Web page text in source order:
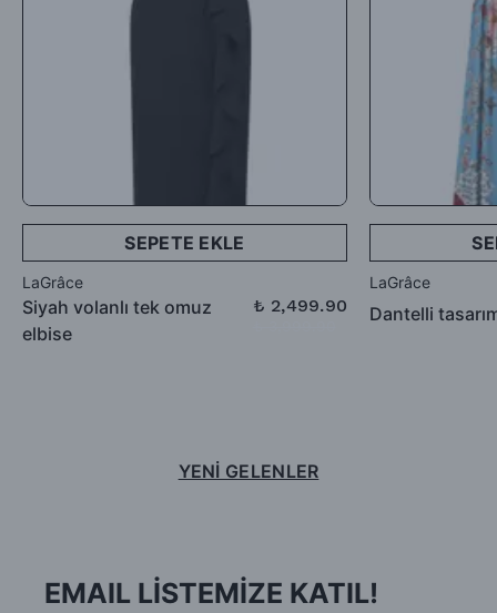
SEPETE EKLE
LaGrâce
Siyah volanlı tek omuz
elbise
₺ 2,499.90
LaGrâce
Dantelli
YENİ GELENLER
EMAIL LİSTEMİZE KATIL!